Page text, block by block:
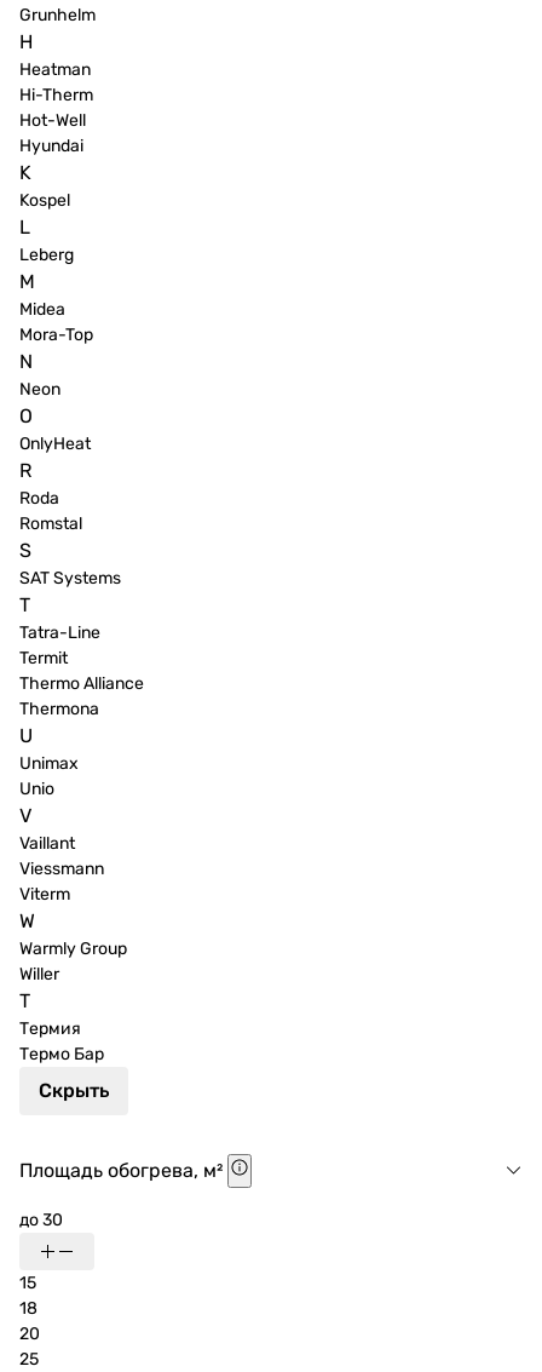
Grunhelm
H
Heatman
Hi-Therm
Hot-Well
Hyundai
K
Kospel
L
Leberg
M
Midea
Mora-Top
N
Neon
O
OnlyHeat
R
Roda
Romstal
S
SAT Systems
T
Tatra-Line
Termit
Thermo Alliance
Thermona
U
Unimax
Unio
V
Vaillant
Viessmann
Viterm
W
Warmly Group
Willer
Т
Термия
Термо Бар
Скрыть
Площадь обогрева, м²
до 30
15
18
20
25